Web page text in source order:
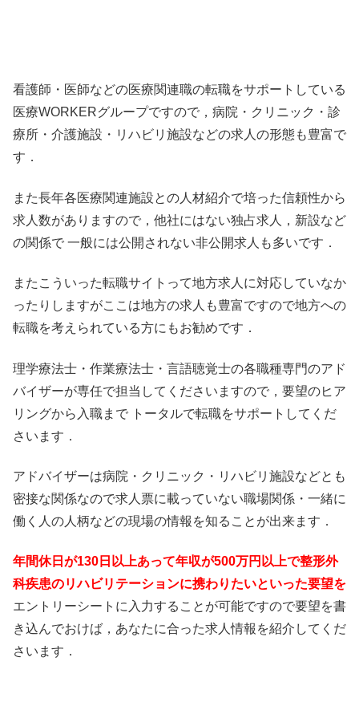
看護師・医師などの医療関連職の転職をサポートしている
医療WORKERグループですので，病院・クリニック・診
療所・介護施設・リハビリ施設などの求人の形態も豊富で
す．
また長年各医療関連施設との人材紹介で培った信頼性から
求人数がありますので，他社にはない独占求人，新設など
の関係で 一般には公開されない非公開求人も多いです．
またこういった転職サイトって地方求人に対応していなか
ったりしますがここは地方の求人も豊富ですので地方への
転職を考えられている方にもお勧めです．
理学療法士・作業療法士・言語聴覚士の各職種専門のアド
バイザーが専任で担当してくださいますので，要望のヒア
リングから入職まで トータルで転職をサポートしてくだ
さいます．
アドバイザーは病院・クリニック・リハビリ施設などとも
密接な関係なので求人票に載っていない職場関係・一緒に
働く人の人柄などの現場の情報を知ることが出来ます．
年間休日が130日以上あって年収が500万円以上で整形外
科疾患のリハビリテーションに携わりたいといった要望を
エントリーシートに入力することが可能ですので要望を書
き込んでおけば，あなたに合った求人情報を紹介してくだ
さいます．